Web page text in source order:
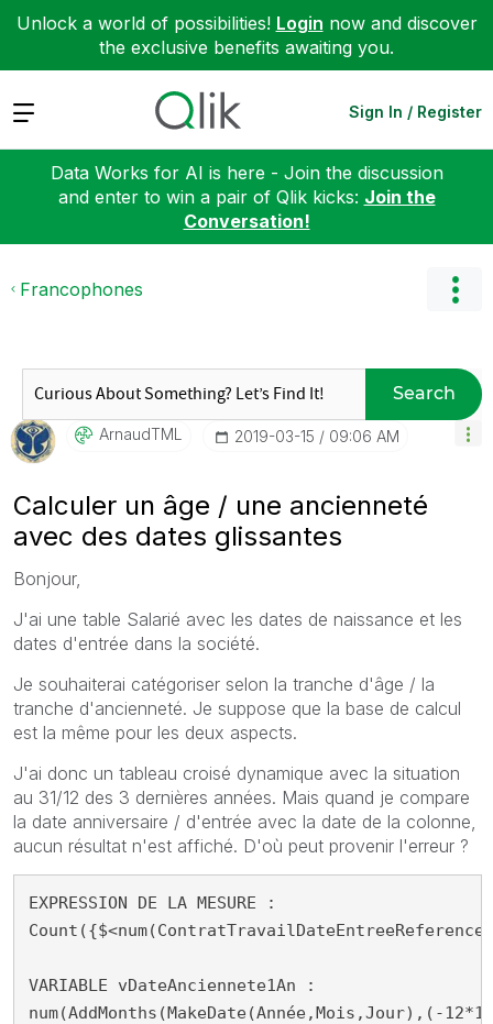
Unlock a world of possibilities! Login now and discover
the exclusive benefits awaiting you.
Expand Sign In / Register
Data Works for AI is here - Join the discussion
and enter to win a pair of Qlik kicks: Join the
Conversation!
Francophones
Search
ArnaudTML ‎2019-03-15 09:06 AM
Calculer un âge / une ancienneté
avec des dates glissantes
Bonjour,
J'ai une table Salarié avec les dates de naissance et les
dates d'entrée dans la société.
Je souhaiterai catégoriser selon la tranche d'âge / la
tranche d'ancienneté. Je suppose que la base de calcul
est la même pour les deux aspects.
J'ai donc un tableau croisé dynamique avec la situation
au 31/12 des 3 dernières années. Mais quand je compare
la date anniversaire / d'entrée avec la date de la colonne,
aucun résultat n'est affiché. D'où peut provenir l'erreur ?
EXPRESSION DE LA MESURE :
VARIABLE vDateAnciennete1An :
num(AddMonths(MakeDate(Année,Mois,Jour),(-